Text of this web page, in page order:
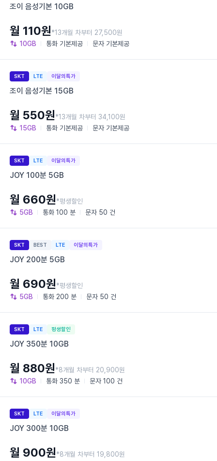
조이 음성기본 10GB
10GB 통화 기본제공 문자 기본제공
월 110원*13개월 차부터 27,500원
SKT LTE 이달의특가
조이 음성기본 15GB
15GB 통화 기본제공 문자 기본제공
월 550원*13개월 차부터 34,100원
SKT LTE 이달의특가
JOY 100분 5GB
5GB 통화 100 분 문자 50 건
월 660원*평생할인
SKT BEST LTE 이달의특가
JOY 200분 5GB
5GB 통화 200 분 문자 50 건
월 690원*평생할인
SKT LTE 평생할인
JOY 350분 10GB
10GB 통화 350 분 문자 100 건
월 880원*8개월 차부터 20,900원
SKT LTE 이달의특가
JOY 300분 10GB
월 900원*8개월 차부터 19,800원